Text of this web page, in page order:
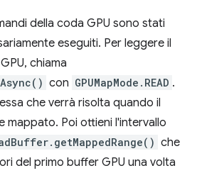
della coda GPU sono stati
eseguiti. Per leggere il
chiama
con GPUMapMode.READ .
che verrà risolta quando il
mappato. Poi ottieni l'intervallo
che
del primo buffer GPU una volta